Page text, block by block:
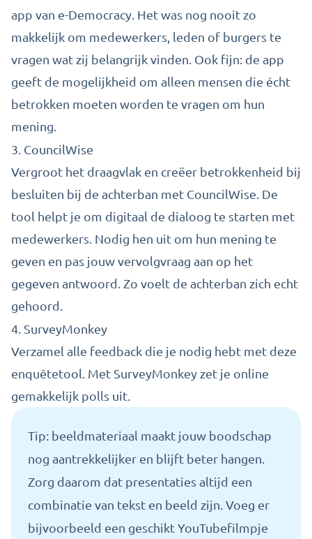
app van e-Democracy. Het was nog nooit zo
makkelijk om medewerkers, leden of burgers te
vragen wat zij belangrijk vinden. Ook fijn: de app
geeft de mogelijkheid om alleen mensen die écht
betrokken moeten worden te vragen om hun
mening.
3. CouncilWise
Vergroot het draagvlak en creëer betrokkenheid bij
besluiten bij de achterban met CouncilWise. De
tool helpt je om digitaal de dialoog te starten met
medewerkers. Nodig hen uit om hun mening te
geven en pas jouw vervolgvraag aan op het
gegeven antwoord. Zo voelt de achterban zich echt
gehoord.
4. SurveyMonkey
Verzamel alle feedback die je nodig hebt met deze
enquêtetool. Met SurveyMonkey zet je online
gemakkelijk polls uit.
Tip: beeldmateriaal maakt jouw boodschap
nog aantrekkelijker en blijft beter hangen.
Zorg daarom dat presentaties altijd een
combinatie van tekst en beeld zijn. Voeg er
bijvoorbeeld een geschikt YouTubefilmpje